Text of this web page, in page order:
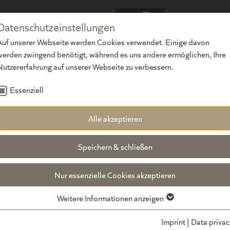
unserer Webseite werden Cookies verwendet. Einige davon
zwingend benötigt, während es uns andere ermöglichen, Ihre
auf unserer Webseite zu verbessern.
Essenziell
Alle akzeptieren
Speichern & schließen
Nur essenzielle Cookies akzeptieren
Weitere Informationen anzeigen
Imprint| Data